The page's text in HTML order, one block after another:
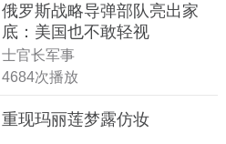
俄罗斯战略导弹部队亮出家
底：美国也不敢轻视
士官长军事
4684次播放
重现玛丽莲梦露仿妆